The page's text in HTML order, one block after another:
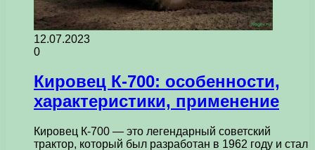
12.07.2023
0
Кировец К-700: особенности,
характеристики, применение
Кировец К-700 — это легендарный советский
трактор, который был разработан в 1962 году и стал